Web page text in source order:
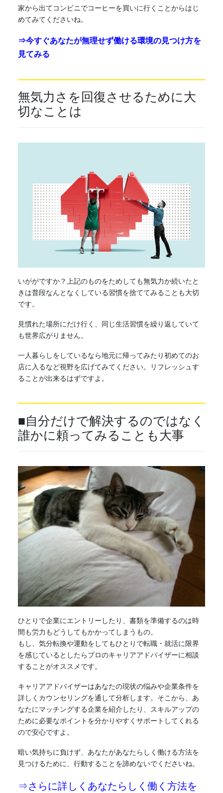
家から出てコンビニでコーヒーを買いに行くことからはじ
めてみてくださいね。
⇒今すぐあなたが無理せず働ける環境の見つけ方を
見てみる
無気力さを回復させるために大
切なことは
いががですか？上記のものをためしても無気力か続いたと
きは普段なんとなくしている習慣を捨ててみることも大切
です。
見慣れた場所にだけ行く、同じ生活習慣を繰り返していて
も世界広がりません。
一人暮らしをしているなら地元に帰ってみたり初めてのお
店に入るなど視野を広げてみてください。リフレッシュす
ることが出来るはずですよ。
■自分だけで解決するのではなく
誰かに頼ってみることも大事
ひとりで企業にエントリーしたり、書類を準備するのは時
間も労力もどうしてもかかってしまうもの。
もし、気分転換や運動をしてもひとりで転職・就活に限界
を感じているとしたらプロのキャリアアドバイザーに相談
することがオススメです。
キャリアアドバイザーはあなたの現状の悩みや企業条件を
詳しくカウンセリングを通して分析します。そこから、あ
なたにマッチングする企業を紹介したり、スキルアップの
ために必要なポイントを分かりやすくサポートしてくれる
ので安心ですよ。
暗い気持ちに負けず、あなたがあなたらしく働ける方法を
見つけるために、行動することを諦めないでくださいね。
⇒さらに詳しくあなたらしく働く方法を